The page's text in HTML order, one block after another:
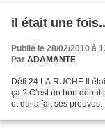
il était une
Publié le 28/02/2010 à
Par ADAMANTE
Défi 24 LA RUCHE Il
ça ? C’est un bon
et qui a fait ses